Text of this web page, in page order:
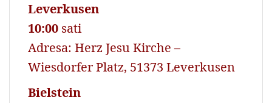
Leverkusen
10:00 sati
Adresa: Herz Jesu Kirche –
Wiesdorfer Platz, 51373 Leverkusen
Bielstein